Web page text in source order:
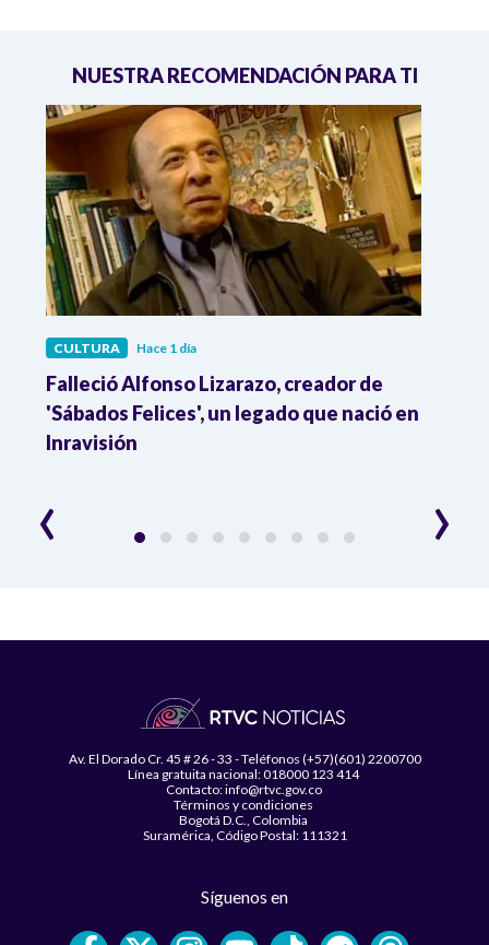
NUESTRA RECOMENDACIÓN PARA TI
CULTURA Hace 1 día
Falleció Alfonso Lizarazo, creador de
'Sábados Felices', un legado que nació en
Inravisión
‹ ›
Av. El Dorado Cr. 45 # 26 - 33 - Teléfonos (+57)(601) 2200700
Línea gratuita nacional: 018000 123 414
Contacto: info@rtvc.gov.co
Términos y condiciones
Bogotá D.C., Colombia
Suramérica, Código Postal: 111321
Síguenos en